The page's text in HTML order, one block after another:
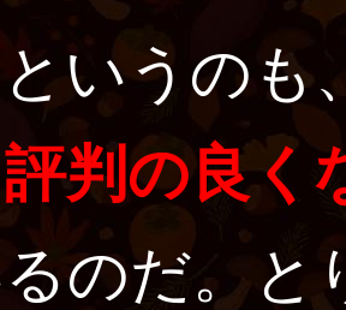
いうのも
判の良く
のだ。と